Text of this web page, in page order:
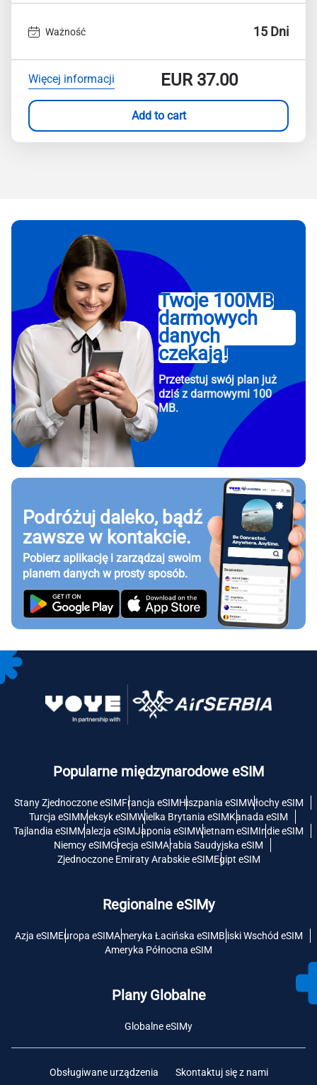
Ważność 15 Dni
Więcej informacji EUR37.00
Add to cart
Twoje 100MB
darmowych
danych
czekają!
Przetestuj swój plan już
dziś z darmowymi 100
MB.
Podróżuj daleko, bądź
zawsze w kontakcie.
Pobierz aplikację i zarządzaj swoim
planem danych w prosty sposób.
Popularne międzynarodowe eSIM
Stany Zjednoczone eSIMFrancja eSIMHiszpania eSIMWłochy eSIM
Turcja eSIMMeksyk eSIMWielka Brytania eSIMKanada eSIM
Tajlandia eSIMMalezja eSIMJaponia eSIMWietnam eSIMIndie eSIM
Niemcy eSIMGrecja eSIMArabia Saudyjska eSIM
Zjednoczone Emiraty Arabskie eSIMEgipt eSIM
Regionalne eSIMy
Azja eSIMEuropa eSIMAmeryka Łacińska eSIMBliski Wschód eSIM
Ameryka Północna eSIM
Plany Globalne
Globalne eSIMy
Obsługiwane urządzenia Skontaktuj się z nami